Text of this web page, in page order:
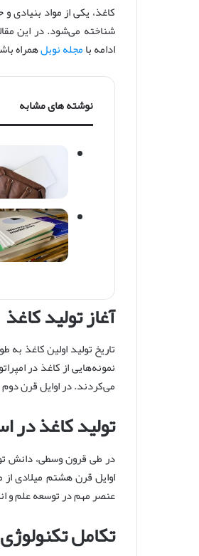
کاغذ، یکی از مواد بنیادی
شناخته می‌شود. در این
ادامه بامجله نوبلهمراه
نوشته های مشابه
آغاز تولید کاغذ
تاریخ تولید اولین کاغذ
نمونه‌هایی از کاغذ در
می‌کردند. در اوایل قرن
تولید کاغذ در
در طی قرون وسطی، دانش
اوایل قرن هشتم میلادی
عنصر مهم در توسعه علم و
تکامل